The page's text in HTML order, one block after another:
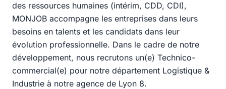
des ressources humaines (intérim, CDD, CDI),
MONJOB accompagne les entreprises dans leurs
besoins en talents et les candidats dans leur
évolution professionnelle. Dans le cadre de notre
développement, nous recrutons un(e) Technico-
commercial(e) pour notre département Logistique &
Industrie à notre agence de Lyon 8.